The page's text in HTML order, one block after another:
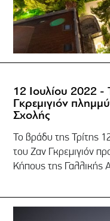
12 Ιουλίου 2022 -
Γκρεμιγιόν
Σχολής
Το βράδυ της Τρίτης
του Ζαν Γκρεμιγιόν
Κήπους της Γαλλικής